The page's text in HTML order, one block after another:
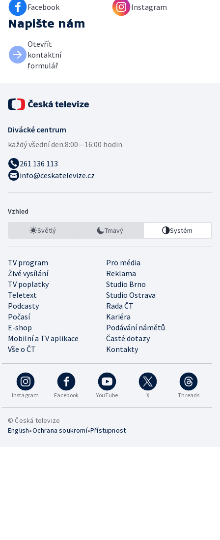
Facebook Instagram
Napište nám
Otevřít
kontaktní
formulář
Divácké centrum
každý všední den:8:00—16:00 hodin
261 136 113
info@ceskatelevize.cz
Vzhled
Světlý Tmavý Systém
TV program
Pro média
Živé vysílání
Reklama
TV poplatky
Studio Brno
Teletext
Studio Ostrava
Podcasty
Rada ČT
Počasí
Kariéra
E-shop
Podávání námětů
Mobilní a TV aplikace
Časté dotazy
Vše o ČT
Kontakty
Instagram Facebook YouTube X Threads
© Česká televize
English•Ochrana soukromí•Přístupnost